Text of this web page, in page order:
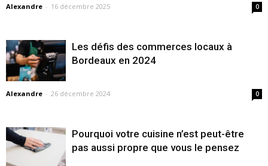
Alexandre - 16 décembre 2025 0
Les défis des commerces locaux à
Bordeaux en 2024
Alexandre - 26 décembre 2024 0
Pourquoi votre cuisine n’est peut-être
pas aussi propre que vous le pensez